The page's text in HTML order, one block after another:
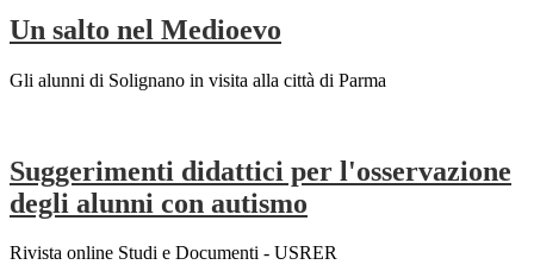
Un salto nel Medioevo
Gli alunni di Solignano in visita alla città di Parma
Suggerimenti didattici per l'osservazione
degli alunni con autismo
Rivista online Studi e Documenti - USRER